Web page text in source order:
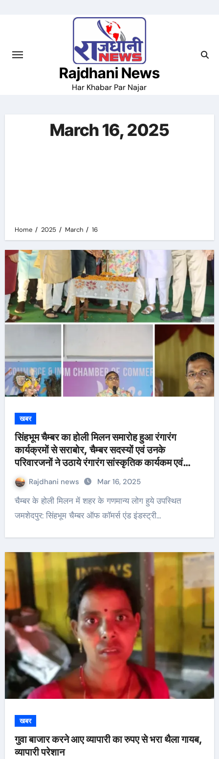
Rajdhani News
Har Khabar Par Najar
March 16, 2025
Home 2025 March 16
खबर
सिंहभूम चैम्बर का होली मिलन समारोह हुआ रंगारंग
कार्यक्रमों से सराबोर, चैम्बर सदस्यों एवं उनके
परिवारजनों ने उठाये रंगारंग सांस्कृतिक कार्यकम एवं
स्वादिष्ट भोजनों का आनंद*
Rajdhani news Mar 16, 2025
चैम्बर के होली मिलन में शहर के गणमान्य लोग हुये उपस्थित
जमशेदपुर: सिंहभूम चैम्बर ऑफ काॅमर्स एंड इंडस्ट्री…
खबर
गुवा बाजार करने आए व्यापारी का रुपए से भरा थैला गायब,
व्यापारी परेशान